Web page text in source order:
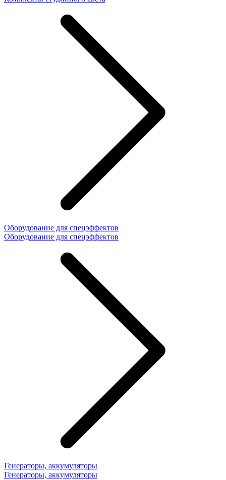
Оборудование для спецэффектов
Оборудование для спецэффектов
Генераторы, аккумуляторы
Генераторы, аккумуляторы